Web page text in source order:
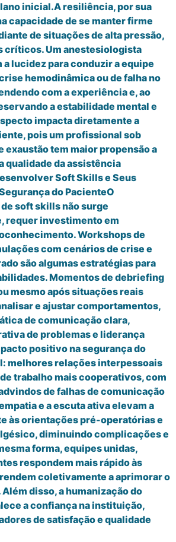
inicial.A resiliência, por sua
capacidade de se manter firme
de situações de alta pressão,
críticos. Um anestesiologista
lucidez para conduzir a equipe
hemodinâmica ou de falha no
com a experiência e, ao
a estabilidade mental e
impacta diretamente a
pois um profissional sob
exaustão tem maior propensão a
qualidade da assistência
Soft Skills e Seus
do PacienteO
soft skills não surge
requer investimento em
Workshops de
com cenários de crise e
são algumas estratégias para
Momentos de debriefing
mesmo após situações reais
e ajustar comportamentos,
de comunicação clara,
de problemas e liderança
positivo na segurança do
melhores relações interpessoais
trabalho mais cooperativos, com
de falhas de comunicação
e a escuta ativa elevam a
às orientações pré-operatórias e
diminuindo complicações e
forma, equipes unidas,
respondem mais rápido às
coletivamente a aprimorar o
disso, a humanização do
a confiança na instituição,
de satisfação e qualidade